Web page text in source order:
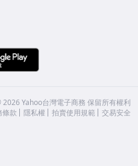
2026 Yahoo台灣電子商務 保留所有權利
條款
隱私權 拍賣使用規範 交易安全